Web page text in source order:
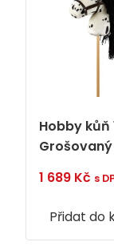
Hobby kůň
Grošovaný
1 689 Kč s
Přidat do